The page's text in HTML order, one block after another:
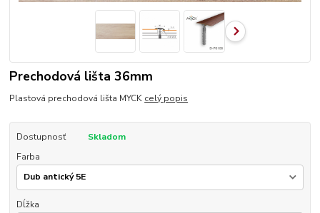
Prechodová lišta 36mm
Plastová prechodová lišta MYCK celý popis
Dostupnosť
Skladom
Farba
Dĺžka